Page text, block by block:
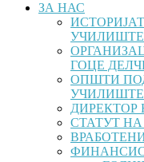
ЗА НАС
ГОЦЕ
ОПШТИ
УЧИЛИШТЕ
СТАТУТ